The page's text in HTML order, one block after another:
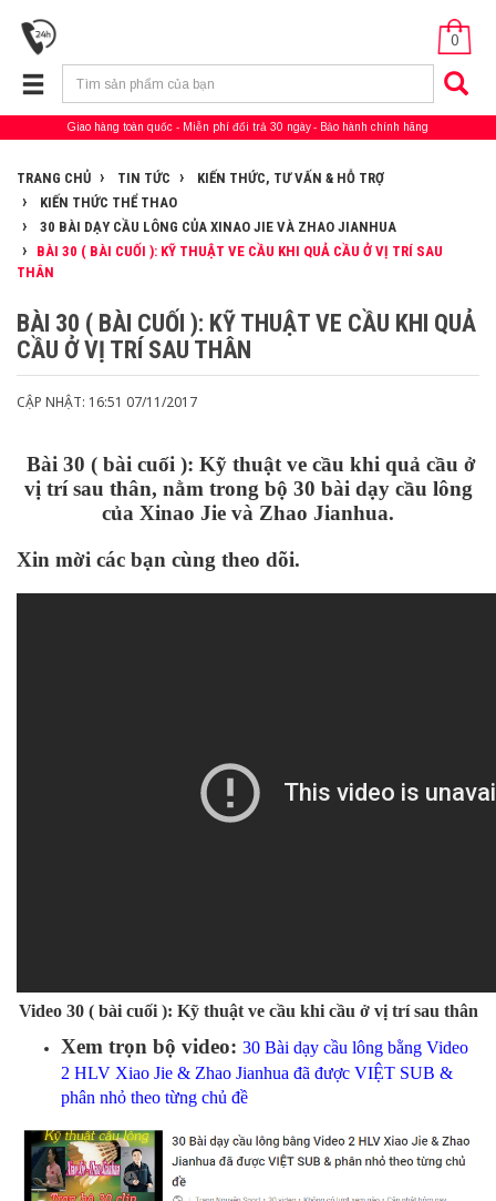
0
Giao hàng toàn quốc Miễn phí đổi trả 30 ngày Bảo hành chính hãng
TRANG CHỦ TIN TỨC
KIẾN THỨC, TƯ VẤN & HỖ TRỢ
KIẾN THỨC THỂ THAO
30 BÀI DẠY CẦU LÔNG CỦA XINAO JIE VÀ ZHAO JIANHUA
BÀI 30 ( BÀI CUỐI ): KỸ THUẬT VE CẦU KHI QUẢ CẦU Ở VỊ TRÍ SAU
THÂN
BÀI 30 ( BÀI CUỐI ): KỸ THUẬT VE CẦU KHI QUẢ
CẦU Ở VỊ TRÍ SAU THÂN
CẬP NHẬT: 16:51 07/11/2017
Bài 30 ( bài cuối ): Kỹ thuật ve cầu khi quả cầu ở
vị trí sau thân, nằm trong bộ 30 bài dạy cầu lông
của Xinao Jie và Zhao Jianhua.
Xin mời các bạn cùng theo dõi.
Video 30 ( bài cuối ): Kỹ thuật ve cầu khi cầu ở vị trí sau thân
Xem trọn bộ video: 30 Bài dạy cầu lông bằng Video
2 HLV Xiao Jie & Zhao Jianhua đã được VIỆT SUB &
phân nhỏ theo từng chủ đề